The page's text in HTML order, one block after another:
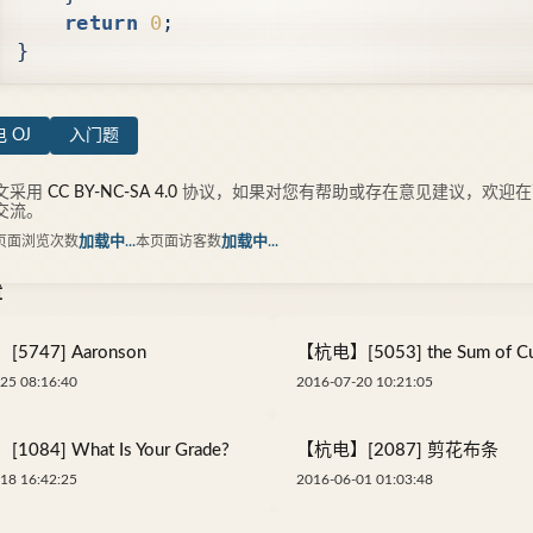
return 0 ;
}
OJ 入门题
采用CC BY-NC-SA 4.0 协议，如果对您有帮助或存在意见建议，欢迎
流。
面浏览次数加载中...本页面访客数加载中...
[5747] Aaronson
08:16:40
【杭电】[5053] the Sum of
2016-07-20 10:21:05
[1084] What Is Your Grade?
16:42:25
【杭电】[2087] 剪花布条
2016-06-01 01:03:48